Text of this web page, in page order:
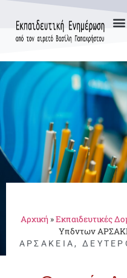
Αρχική »Εκπαιδευτικές
Υπδντων
ΑΡΣΆΚΕΙΑ ,